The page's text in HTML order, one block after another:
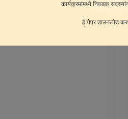
कार्यक्रमांमध्ये निवडक
ई-पेपर डाउनलोड